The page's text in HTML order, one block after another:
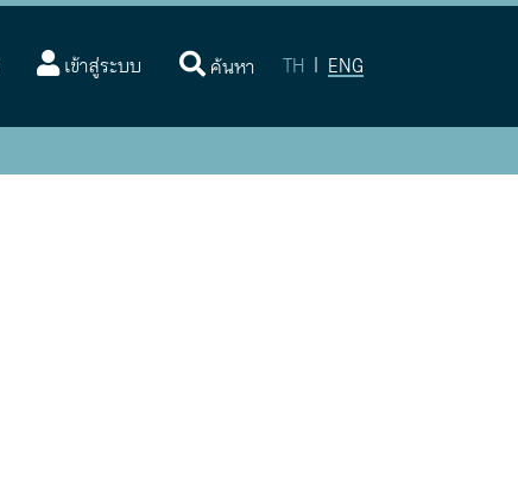
เข้าสู่ระบบ (current)ค้นหา TH | ENG